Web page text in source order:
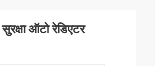
ऑटो रेडिएटर